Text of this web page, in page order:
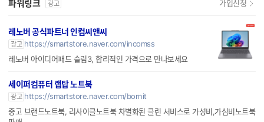
가입신청
레노버 공식파트너 인컴씨앤씨
광고 https://smartstore.naver.com/incomss
레노버 아이디어패드 슬림3, 합리적인 가격으로 만나보세요
세이퍼컴퓨터 랩탑 노트북
광고 https://smartstore.naver.com/bornit